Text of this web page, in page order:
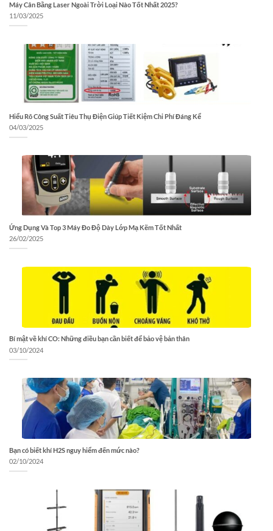
Máy Cân Bằng Laser Ngoài Trời Loại Nào Tốt Nhất 2025?
11/03/2025
Hiểu Rõ Công Suất Tiêu Thụ Điện Giúp Tiết Kiệm Chi Phí Đáng Kể
04/03/2025
Ứng Dụng Và Top 3 Máy Đo Độ Dày Lớp Mạ Kẽm Tốt Nhất
26/02/2025
Bí mật về khí CO: Những điều bạn cần biết để bảo vệ bản thân
03/10/2024
Bạn có biết khí H2S nguy hiểm đến mức nào?
02/10/2024